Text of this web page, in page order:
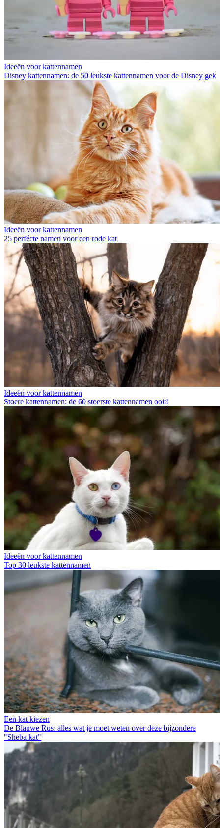
Ideeën voor kattennamen
Disney kattennamen: de 50 leukste kattennamen voor de Disney gek
Ideeën voor kattennamen
25 perfécte namen voor een rode kat
Ideeën voor kattennamen
Stoere kattennamen: de 60 stoerste kattennamen ooit!
Ideeën voor kattennamen
Top 30 leukste kattennamen
Een kat kiezen
De Blauwe Rus: alles wat je moet weten over deze bijzondere
"Sheba kat"